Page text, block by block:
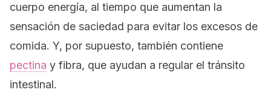
cuerpo energía, al tiempo que aumentan la
sensación de saciedad para evitar los excesos de
comida. Y, por supuesto, también contiene
pectina y fibra, que ayudan a regular el tránsito
intestinal.